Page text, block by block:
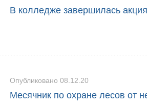
В колледже завершилась
Опубликовано 08.12.20
Месячник по охране лесов от